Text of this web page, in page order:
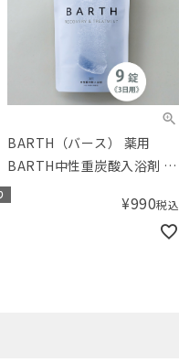
BARTH（バース） 薬用
BARTH中性重炭酸入浴剤 9
錠（3回用）
¥990税込